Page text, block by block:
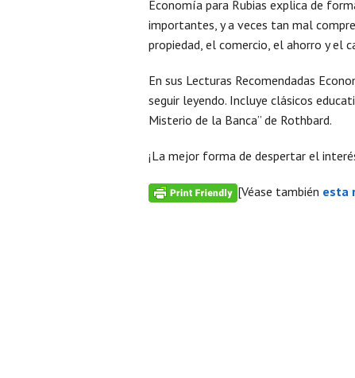
Economía para Rubias explica de
importantes, y a veces tan mal
propiedad, el comercio, el ahorro y el
En sus Lecturas Recomendadas
seguir leyendo. Incluye clásicos
Misterio de la Banca” de Rothbard.
¡La mejor forma de despertar el
[Véase también esta